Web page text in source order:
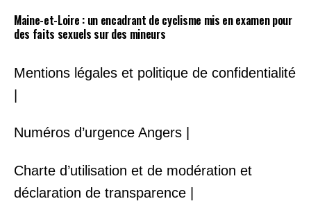
Maine-et-Loire : un encadrant de cyclisme mis en examen pour
des faits sexuels sur des mineurs
Mentions légales et politique de confidentialité
|
Numéros d’urgence Angers |
Charte d’utilisation et de modération et
déclaration de transparence |